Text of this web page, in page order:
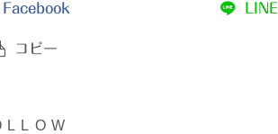
Facebook LINE
コピー